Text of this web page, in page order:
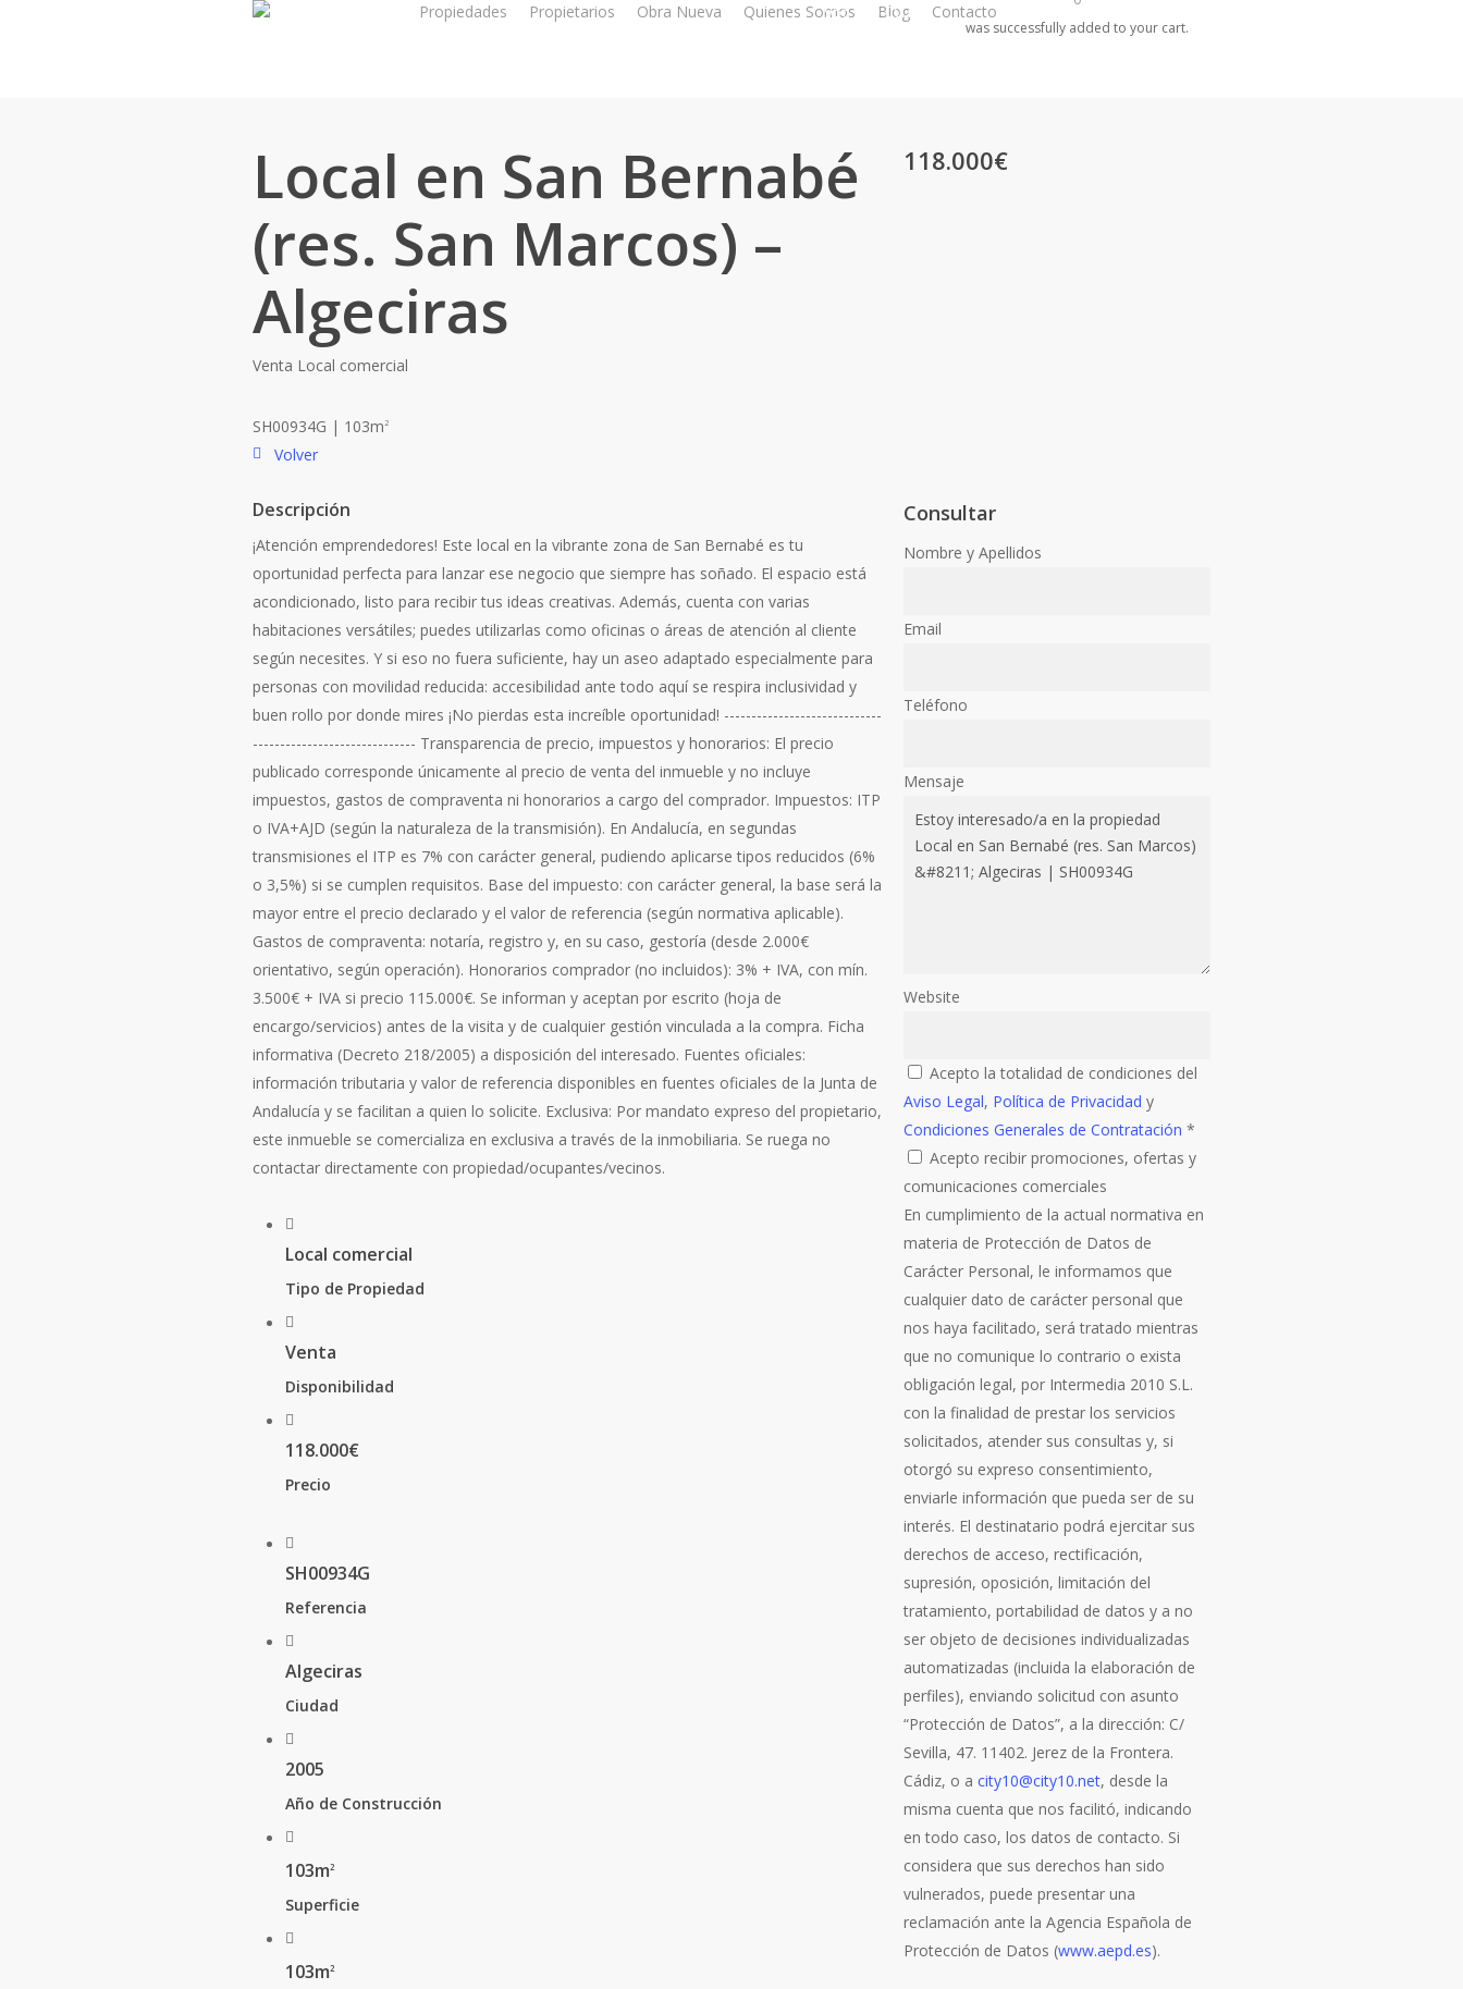
Propiedades Propietarios Obra Nueva Quienes Somos Blog Contacto
956 350 003
was successfully added to your cart.
Local en San Bernabé
(res. San Marcos) –
Algeciras
Venta Local comercial
SH00934G | 103m2
118.000€
Volver
Descripción
¡Atención emprendedores! Este local en la vibrante zona de San Bernabé es tu
oportunidad perfecta para lanzar ese negocio que siempre has soñado. El espacio está
acondicionado, listo para recibir tus ideas creativas. Además, cuenta con varias
habitaciones versátiles; puedes utilizarlas como oficinas o áreas de atención al cliente
según necesites. Y si eso no fuera suficiente, hay un aseo adaptado especialmente para
personas con movilidad reducida: accesibilidad ante todo aquí se respira inclusividad y
buen rollo por donde mires ¡No pierdas esta increíble oportunidad! -----------------------------
------------------------------ Transparencia de precio, impuestos y honorarios: El precio
publicado corresponde únicamente al precio de venta del inmueble y no incluye
impuestos, gastos de compraventa ni honorarios a cargo del comprador. Impuestos: ITP
o IVA+AJD (según la naturaleza de la transmisión). En Andalucía, en segundas
transmisiones el ITP es 7% con carácter general, pudiendo aplicarse tipos reducidos (6%
o 3,5%) si se cumplen requisitos. Base del impuesto: con carácter general, la base será la
mayor entre el precio declarado y el valor de referencia (según normativa aplicable).
Gastos de compraventa: notaría, registro y, en su caso, gestoría (desde 2.000€
orientativo, según operación). Honorarios comprador (no incluidos): 3% + IVA, con mín.
3.500€ + IVA si precio 115.000€. Se informan y aceptan por escrito (hoja de
encargo/servicios) antes de la visita y de cualquier gestión vinculada a la compra. Ficha
informativa (Decreto 218/2005) a disposición del interesado. Fuentes oficiales:
información tributaria y valor de referencia disponibles en fuentes oficiales de la Junta de
Andalucía y se facilitan a quien lo solicite. Exclusiva: Por mandato expreso del propietario,
este inmueble se comercializa en exclusiva a través de la inmobiliaria. Se ruega no
contactar directamente con propiedad/ocupantes/vecinos.
Local comercial
Tipo de Propiedad
Venta
Disponibilidad
118.000€
Precio
SH00934G
Referencia
Algeciras
Ciudad
2005
Año de Construcción
103m2
Superficie
103m2
Consultar
Nombre y Apellidos
Email
Teléfono
Mensaje
Website
Acepto la totalidad de condiciones del
Aviso Legal, Política de Privacidad y
Condiciones Generales de Contratación *
Acepto recibir promociones, ofertas y
comunicaciones comerciales
En cumplimiento de la actual normativa en
materia de Protección de Datos de
Carácter Personal, le informamos que
cualquier dato de carácter personal que
nos haya facilitado, será tratado mientras
que no comunique lo contrario o exista
obligación legal, por Intermedia 2010 S.L.
con la finalidad de prestar los servicios
solicitados, atender sus consultas y, si
otorgó su expreso consentimiento,
enviarle información que pueda ser de su
interés. El destinatario podrá ejercitar sus
derechos de acceso, rectificación,
supresión, oposición, limitación del
tratamiento, portabilidad de datos y a no
ser objeto de decisiones individualizadas
automatizadas (incluida la elaboración de
perfiles), enviando solicitud con asunto
“Protección de Datos”, a la dirección: C/
Sevilla, 47. 11402. Jerez de la Frontera.
Cádiz, o acity10@city10.net, desde la
misma cuenta que nos facilitó, indicando
en todo caso, los datos de contacto. Si
considera que sus derechos han sido
vulnerados, puede presentar una
reclamación ante la Agencia Española de
Protección de Datos (www.aepd.es).